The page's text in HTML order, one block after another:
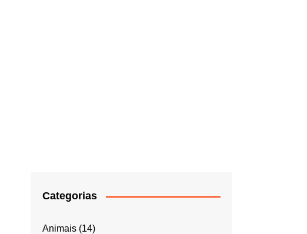
Categorias
Animais(14)